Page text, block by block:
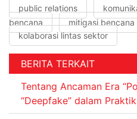
public relations
bencana
mitigasi bencana
kolaborasi lintas sektor
BERITA TERKAIT
Tentang Ancaman Era
“Deepfake” dalam